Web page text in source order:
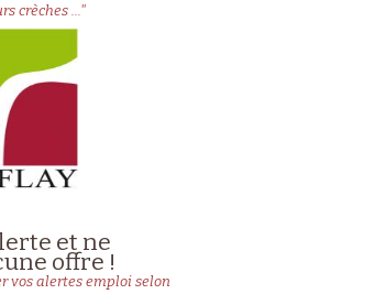
crèches ..."
et ne
offre !
vos alertes emploi selon